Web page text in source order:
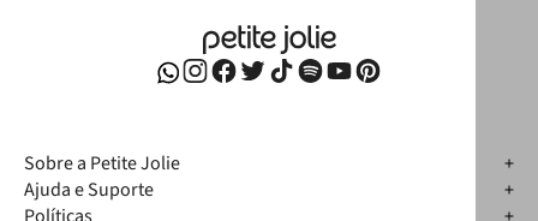
Sobre a Petite Jolie
Ajuda e Suporte